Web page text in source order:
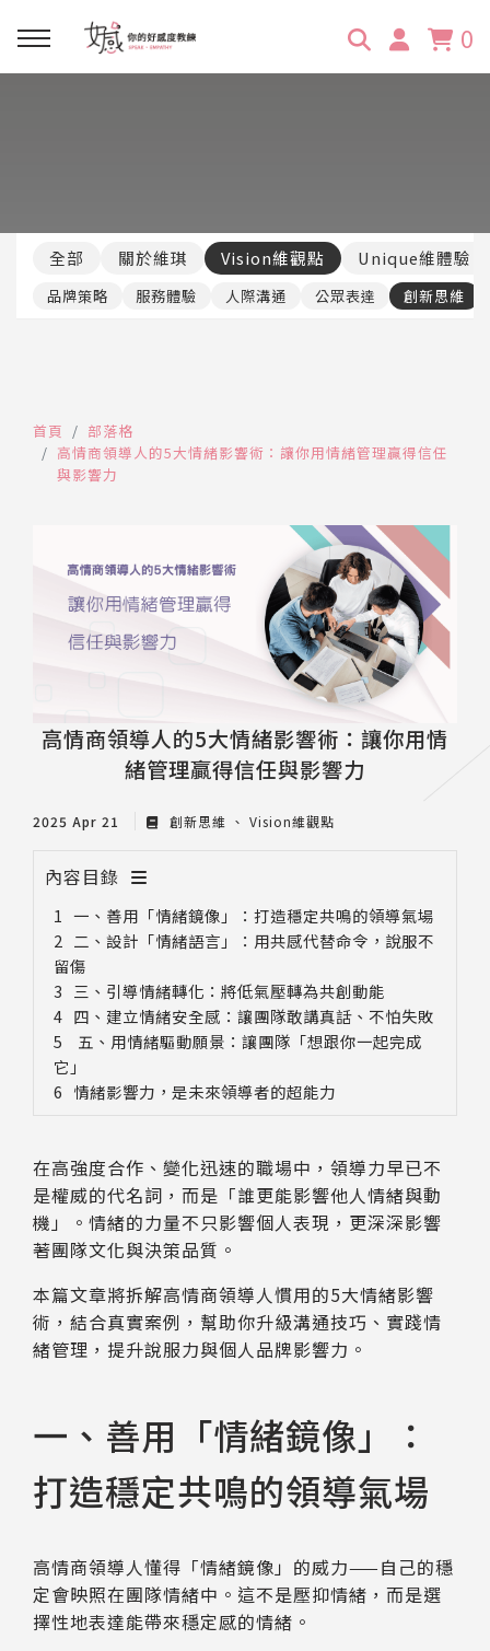
0
線上課程
嚴選商品
它站開課
合作邀約
品牌顧問
公眾表達影響力
創意活動企劃力
服務體驗設計課
維琪簡介
學員推薦
媒體報導
維體驗Unique
維觀點Vision
全部 關於維琪 Vision維觀點 Unique維體驗
品牌策略 服務體驗 人際溝通 公眾表達 創新思維
首頁
部落格
高情商領導人的5大情緒影響術：讓你用情緒管理贏得信任
與影響力
高情商領導人的5大情緒影響術：讓你用情
緒管理贏得信任與影響力
2025 Apr 21 創新思維 Vision維觀點
內容目錄
一、善用「情緒鏡像」：打造穩定共鳴的領導氣場
二、設計「情緒語言」：用共感代替命令，說服不
留傷
三、引導情緒轉化：將低氣壓轉為共創動能
四、建立情緒安全感：讓團隊敢講真話、不怕失敗
五、用情緒驅動願景：讓團隊「想跟你一起完成
它」
情緒影響力，是未來領導者的超能力
在高強度合作、變化迅速的職場中，領導力早已不
是權威的代名詞，而是「誰更能影響他人情緒與動
機」。情緒的力量不只影響個人表現，更深深影響
著團隊文化與決策品質。
本篇文章將拆解高情商領導人慣用的5大情緒影響
術，結合真實案例，幫助你升級溝通技巧、實踐情
緒管理，提升說服力與個人品牌影響力。
一、善用「情緒鏡像」：
打造穩定共鳴的領導氣場
高情商領導人懂得「情緒鏡像」的威力——自己的穩
定會映照在團隊情緒中。這不是壓抑情緒，而是選
擇性地表達能帶來穩定感的情緒。